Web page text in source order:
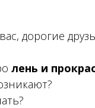
дорогие
лень и